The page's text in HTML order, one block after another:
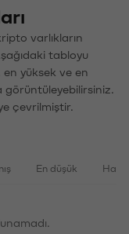
varlıkların
tabloyu
en yüksek ve en
görüntüleyebilirsiniz.
çevrilmiştir.
En düşük